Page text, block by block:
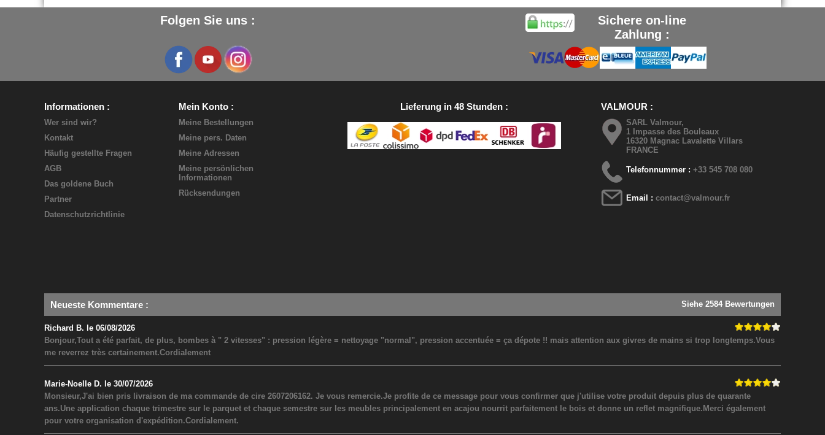
Folgen Sie uns :
Sichere on-line
Zahlung :
Informationen
Wer sind wir?
Kontakt
Häufig gestellte Fragen
AGB
Das goldene Buch
Partner
Datenschutzrichtlinie
Mein Konto
Meine Bestellungen
Meine pers. Daten
Meine Adressen
Meine persönlichen
Informationen
Rücksendungen
Lieferung in 48 Stunden VALMOUR
SARL Valmour,
1 Impasse des Bouleaux
16320 Magnac Lavalette Villars
FRANCE
Telefonnummer :+33 545 708 080
Email :contact@valmour.fr
Neueste Kommentare : Siehe 2584 Bewertungen
Richard B. le 06/08/2026
Bonjour,Tout a été parfait, de plus, bombes à " 2 vitesses" : pression légère = nettoyage "normal", pression accentuée = ça dépote !! mais attention aux givres de mains si trop longtemps.Vous
me reverrez très certainement.Cordialement
Marie-Noelle D. le 30/07/2026
Monsieur,J'ai bien pris livraison de ma commande de cire 2607206162. Je vous remercie.Je profite de ce message pour vous confirmer que j'utilise votre produit depuis plus de quarante
ans.Une application chaque trimestre sur le parquet et chaque semestre sur les meubles principalement en acajou nourrit parfaitement le bois et donne un reflet magnifique.Merci également
pour votre organisation d'expédition.Cordialement.